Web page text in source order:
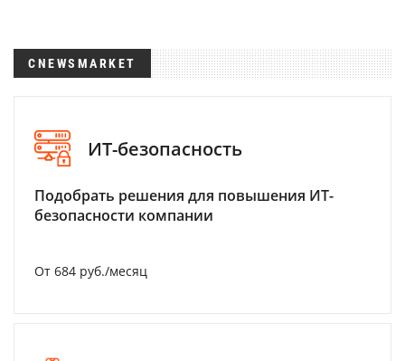
CNEWSMARKET
ИТ-безопасность
Подобрать решения для повышения ИТ-
безопасности компании
От 684 руб./месяц